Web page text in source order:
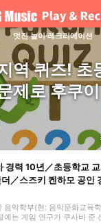
멋진 놀이·레크리에이션
역 퀴즈! 초
제로 후쿠
경력 10년／초등학교
／스즈키 켄하모 공인
음악학부(현: 음악문화교육
에는 게임 연구가 쿠사바 준